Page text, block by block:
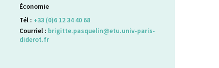
Économie
Tél : +33 (0)6 12 34 40 68
Courriel : brigitte.pasquelin@etu.univ-paris-
diderot.fr